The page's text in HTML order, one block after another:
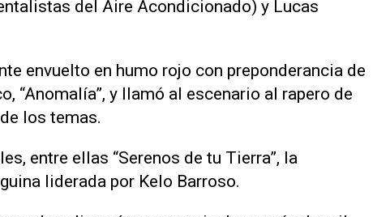
del Aire Acondicionado) y Lucas
envuelto en humo rojo con preponderancia de
“Anomalía”, y llamó al escenario al rapero de
los temas.
entre ellas “Serenos de tu Tierra”, la
liderada por Kelo Barroso.